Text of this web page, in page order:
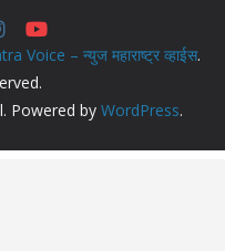
Voice – न्युज महाराष्ट्र व्हाईस.
Powered by WordPress.